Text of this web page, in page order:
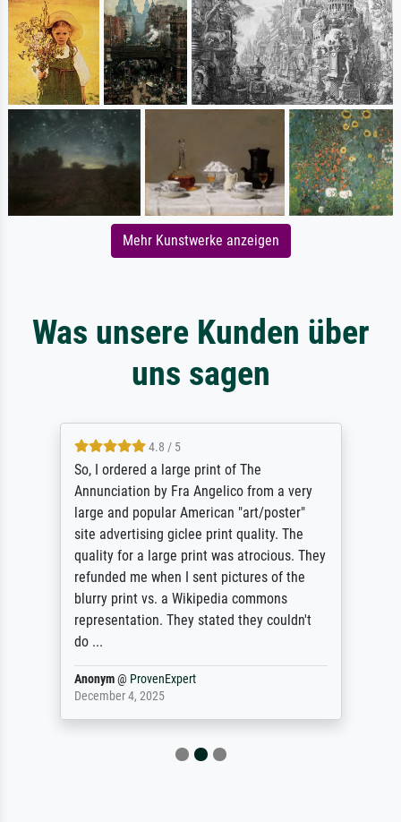
Mehr Kunstwerke anzeigen
Was unsere Kunden über
uns sagen
4.8 / 5
So, I ordered a large print of The
Annunciation by Fra Angelico from a very
large and popular American "art/poster"
site advertising giclee print quality. The
quality for a large print was atrocious. They
refunded me when I sent pictures of the
blurry print vs. a Wikipedia commons
representation. They stated they couldn't
do ...
Anonym@ ProvenExpert
December 4, 2025